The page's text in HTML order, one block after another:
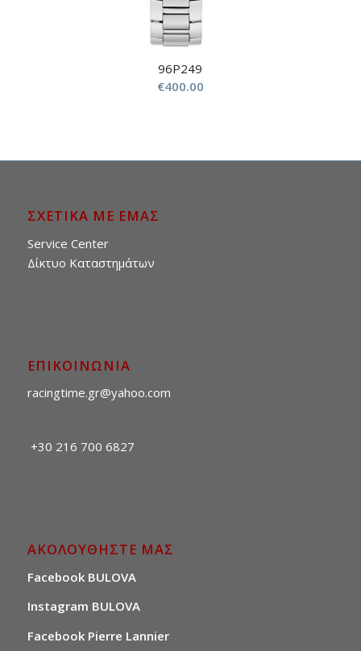
96P249
€400.00
ΣΧΕΤΙΚΑ ΜΕ ΕΜΑΣ
Service Center
Δίκτυο Καταστημάτων
ΕΠΙΚΟΙΝΩΝΙΑ
racingtime.gr@yahoo.com
+30 216 700 6827
ΑΚΟΛΟΥΘΗΣΤΕ ΜΑΣ
Facebook BULOVA
Instagram BULOVA
Facebook Pierre Lannier